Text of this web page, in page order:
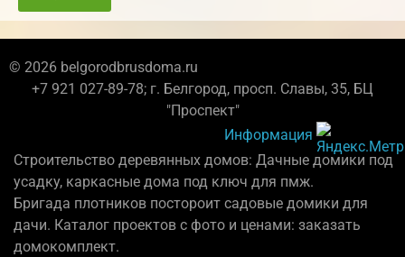
© 2026 belgorodbrusdoma.ru
+7 921 027-89-78; г. Белгород, просп. Славы, 35, БЦ
"Проспект"
Информация
Строительство деревянных домов: Дачные домики под
усадку, каркасные дома под ключ для пмж.
Бригада плотников постороит садовые домики для
дачи. Каталог проектов с фото и ценами: заказать
домокомплект.